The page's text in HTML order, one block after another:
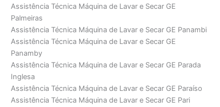
Assistência Técnica Máquina de Lavar e Secar GE
Palmeiras
Assistência Técnica Máquina de Lavar e Secar GE Panambi
Assistência Técnica Máquina de Lavar e Secar GE
Panamby
Assistência Técnica Máquina de Lavar e Secar GE Parada
Inglesa
Assistência Técnica Máquina de Lavar e Secar GE Paraíso
Assistência Técnica Máquina de Lavar e Secar GE Pari